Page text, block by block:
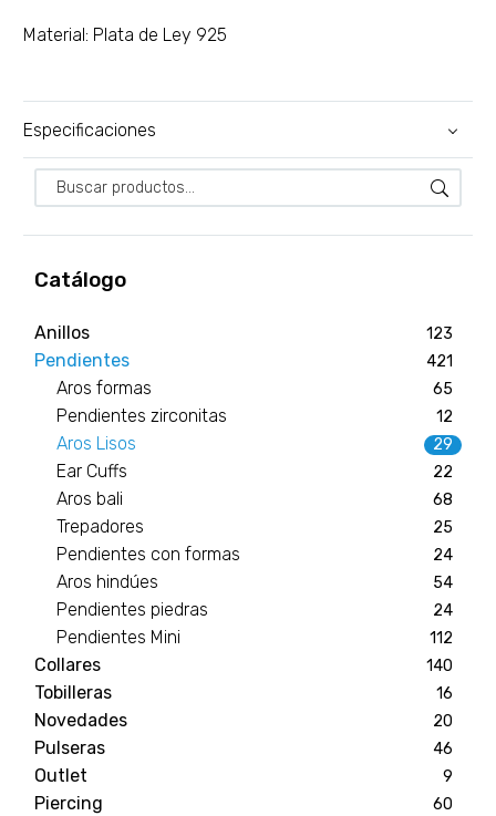
Catálogo
Anillos 123
Pendientes 421
Aros formas 65
Pendientes zirconitas 12
Aros Lisos 29
Ear Cuffs 22
Aros bali 68
Trepadores 25
Pendientes con formas 24
Aros hindúes 54
Pendientes piedras 24
Pendientes Mini 112
Collares 140
Tobilleras 16
Novedades 20
Pulseras 46
Outlet 9
Piercing 60
Material: Plata de Ley 925
Especificaciones